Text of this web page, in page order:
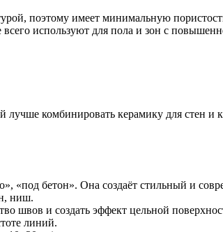
поэтому имеет минимальную
используют для пола и зон с
комбинировать керамику для стен и
«под бетон». Она создаёт стильный и
ниш.
швов и создать эффект цельной
линий.